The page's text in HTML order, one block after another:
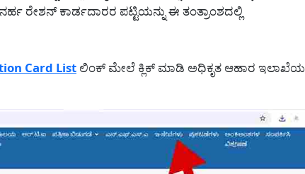
ರೇಶನ್ ಕಾರ್ಡದಾರರ ಪಟ್ಟಿಯನ್ನು ಈ ತಂತ್ರಾಂಶದಲ್ಲಿ
Card List ಲಿಂಕ್ ಮೇಲೆ ಕ್ಲಿಕ್ ಮಾಡಿ ಅಧಿಕೃತ ಆಹಾರ ಇಲಾಖೆಯ